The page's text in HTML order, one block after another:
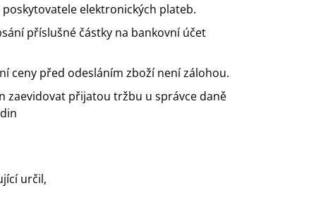
elektronických plateb.
příslušné částky na bankovní účet
ceny před odesláním zboží není zálohou.
zaevidovat přijatou tržbu u správce daně
určil,